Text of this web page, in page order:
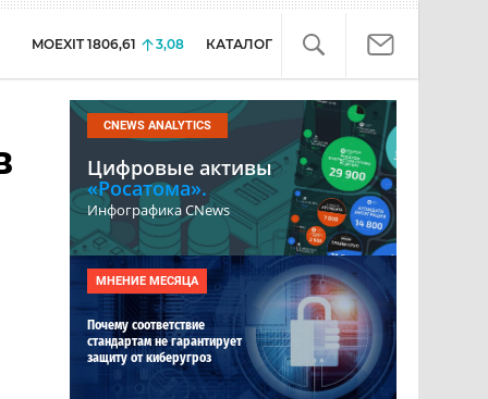
MOEXIT 1806,61 3,08 КАТАЛОГ
CNEWS ANALYTICS
Цифровые активы
«Росатома».
Инфографика CNews
МНЕНИЕ МЕСЯЦА
Почему соответствие
стандартам не гарантирует
защиту от киберугроз